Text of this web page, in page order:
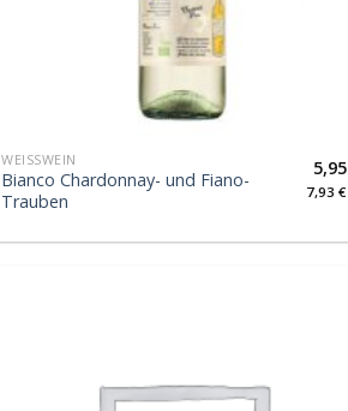
WEISSWEIN
Bianco Chardonnay- und Fiano-
Trauben
5,95
7,93 €